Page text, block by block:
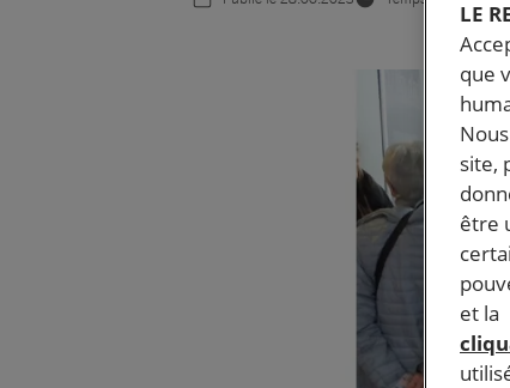
LE
que
site,
être
et la